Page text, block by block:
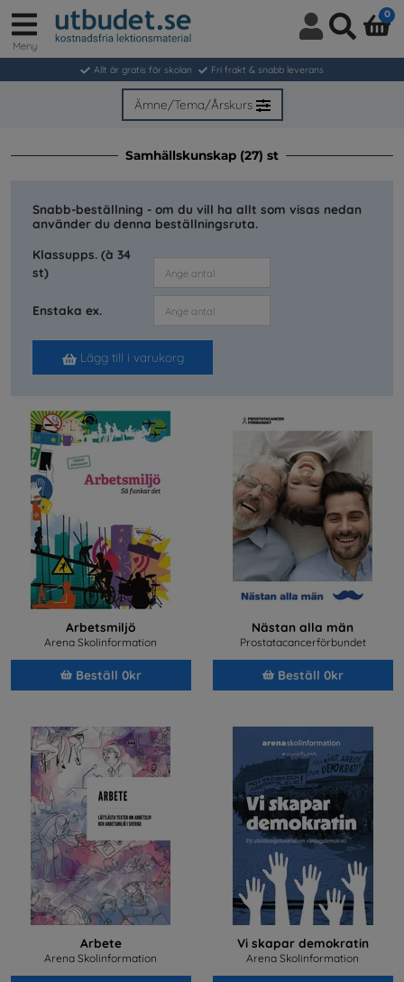
in
/
Meny
0
Allt är gratis för skolan Fri frakt & snabb leverans
Ämne/Tema/Årskurs
Samhällskunskap (27) st
Snabb-beställning - om du vill ha allt som visas nedan
använder du denna beställningsruta.
Klassupps. (à 34
st)
Enstaka ex.
Lägg till i varukorg
Arbetsmiljö
Arena Skolinformation
Beställ 0kr
Nästan alla män
Prostatacancerförbundet
Beställ 0kr
Arbete
Arena Skolinformation
Vi skapar demokratin
Arena Skolinformation